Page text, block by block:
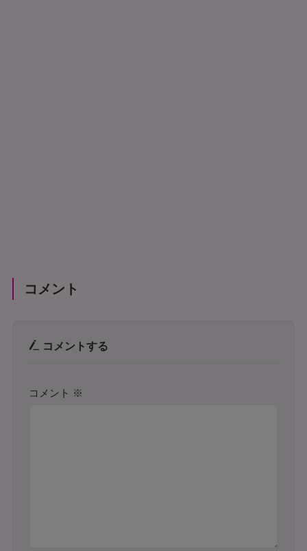
コメント
コメントする
コメント ※